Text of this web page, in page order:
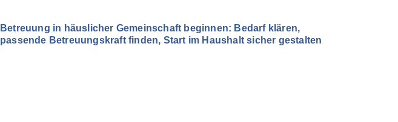
Betreuung in häuslicher Gemeinschaft beginnen: Bedarf klären,
passende Betreuungskraft finden, Start im Haushalt sicher gestalten